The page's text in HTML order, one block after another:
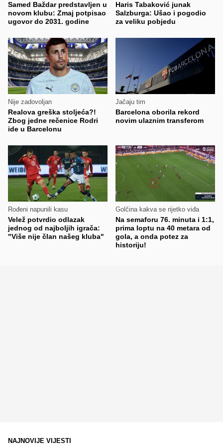
Samed Baždar predstavljen u
novom klubu: Zmaj potpisao
ugovor do 2031. godine
Haris Tabaković junak
Salzburga: Ušao i pogodio
za veliku pobjedu
Nije zadovoljan
Realova greška stoljeća?!
Zbog jedne rečenice Rodri
ide u Barcelonu
Jačaju tim
Barcelona oborila rekord
novim ulaznim transferom
Rođeni napunili kasu
Velež potvrdio odlazak
jednog od najboljih igrača:
"Više nije član našeg kluba"
Golčina kakva se rijetko viđa
Na semaforu 76. minuta i 1:1,
prima loptu na 40 metara od
gola, a onda potez za
historiju!
NAJNOVIJE VIJESTI